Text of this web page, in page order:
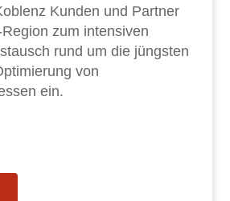
Kunden und Partner
zum intensiven
rund um die jüngsten
von
ein.